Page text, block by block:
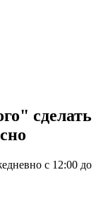
сделать
с 12:00 до